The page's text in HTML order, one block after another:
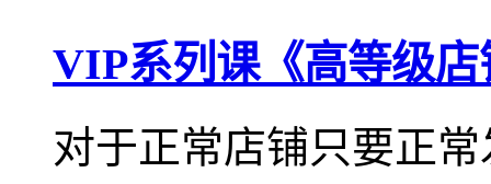
VIP系列课《高等级
对于正常店铺只要正